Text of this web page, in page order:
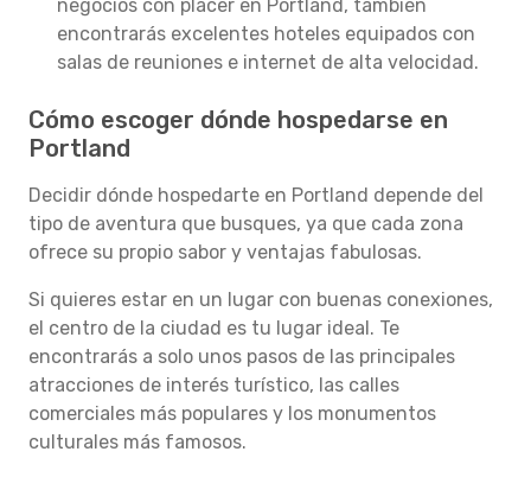
negocios con placer en Portland, también
encontrarás excelentes hoteles equipados con
salas de reuniones e internet de alta velocidad.
Cómo escoger dónde hospedarse en
Portland
Decidir dónde hospedarte en Portland depende del
tipo de aventura que busques, ya que cada zona
ofrece su propio sabor y ventajas fabulosas.
Si quieres estar en un lugar con buenas conexiones,
el centro de la ciudad es tu lugar ideal. Te
encontrarás a solo unos pasos de las principales
atracciones de interés turístico, las calles
comerciales más populares y los monumentos
culturales más famosos.